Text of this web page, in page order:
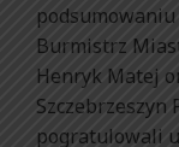
Burmistrz
Henryk Matej
Szczebrzeszyn
pogratulowali